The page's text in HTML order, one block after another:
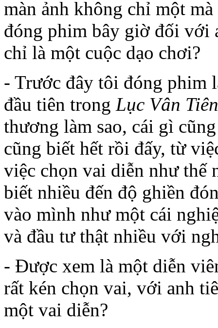
màn ảnh không chỉ một
đóng phim bây giờ đối với
chỉ là một cuộc dạo chơi?
- Trước đây tôi đóng phim
đầu tiên trong Lục Vân Tiên
thương làm sao, cái gì
cũng biết hết rồi đấy, từ
việc chọn vai diễn như thế
biết nhiều đến độ ghiền
vào mình như một cái
và đầu tư thật nhiều với
- Được xem là một diễn
rất kén chọn vai, với anh
một vai diễn?